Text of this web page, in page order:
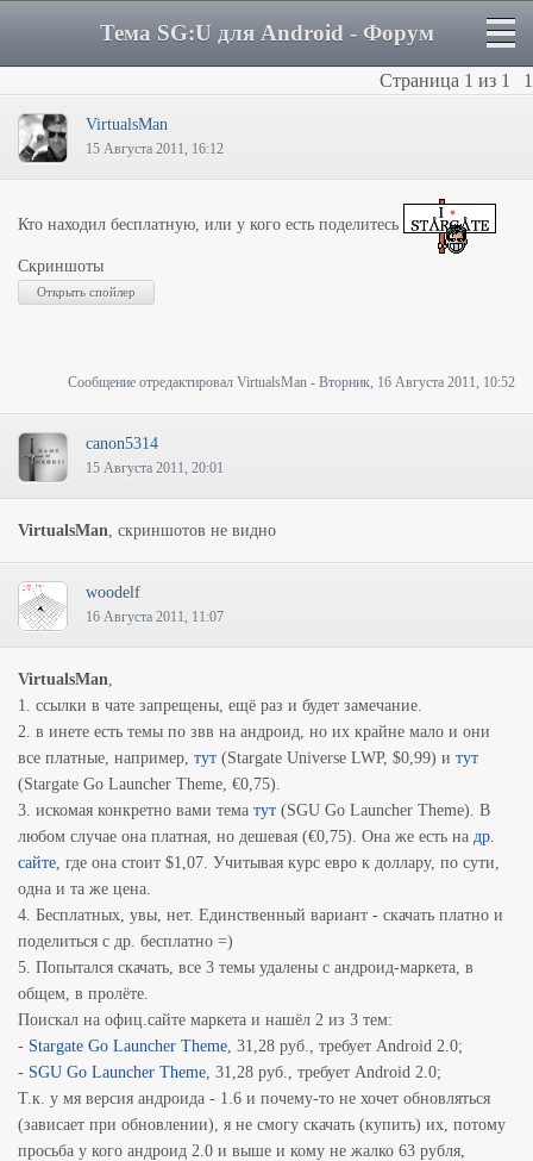
Тема SG:U для Android - Форум
Страница 1 из 1 1
VirtualsMan
15 Августа 2011, 16:12
Кто находил бесплатную, или у кого есть поделитесь
Скриншоты
Сообщение отредактировал VirtualsMan - Вторник, 16 Августа 2011, 10:52
canon5314
15 Августа 2011, 20:01
VirtualsMan, скриншотов не видно
woodelf
16 Августа 2011, 11:07
VirtualsMan,
1. ссылки в чате запрещены, ещё раз и будет замечание.
2. в инете есть темы по звв на андроид, но их крайне мало и они
все платные, например, тут (Stargate Universe LWP, $0,99) и тут
(Stargate Go Launcher Theme, €0,75).
3. искомая конкретно вами тема тут (SGU Go Launcher Theme). В
любом случае она платная, но дешевая (€0,75). Она же есть на др.
сайте, где она стоит $1,07. Учитывая курс евро к доллару, по сути,
одна и та же цена.
4. Бесплатных, увы, нет. Единственный вариант - скачать платно и
поделиться с др. бесплатно =)
5. Попытался скачать, все 3 темы удалены с андроид-маркета, в
общем, в пролёте.
Поискал на офиц.сайте маркета и нашёл 2 из 3 тем:
- Stargate Go Launcher Theme, 31,28 руб., требует Android 2.0;
- SGU Go Launcher Theme, 31,28 руб., требует Android 2.0;
Т.к. у мя версия андроида - 1.6 и почему-то не хочет обновляться
(зависает при обновлении), я не смогу скачать (купить) их, потому
просьба у кого андроид 2.0 и выше и кому не жалко 63 рубля,